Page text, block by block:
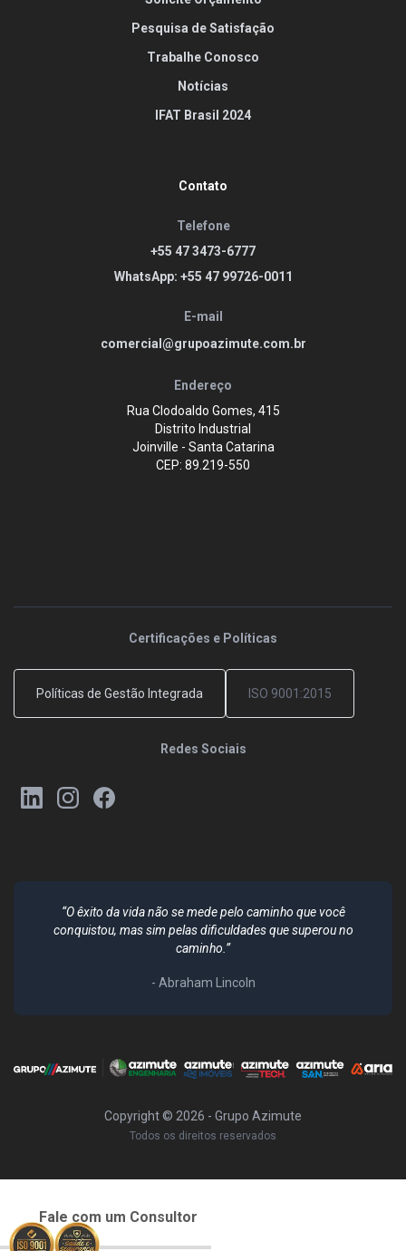
Pesquisa de Satisfação
Trabalhe Conosco
Notícias
IFAT Brasil 2024
Contato
Telefone
+55 47 3473-6777
WhatsApp: +55 47 99726-0011
E-mail
comercial@grupoazimute.com.br
Endereço
Rua Clodoaldo Gomes, 415
Distrito Industrial
Joinville - Santa Catarina
CEP: 89.219-550
Certificações e Políticas
Políticas de Gestão Integrada ISO 9001:2015
Redes Sociais
“O êxito da vida não se mede pelo caminho que você
conquistou, mas sim pelas dificuldades que superou no
caminho.”
- Abraham Lincoln
Copyright © 2026 - Grupo Azimute
Todos os direitos reservados
Fale com um Consultor